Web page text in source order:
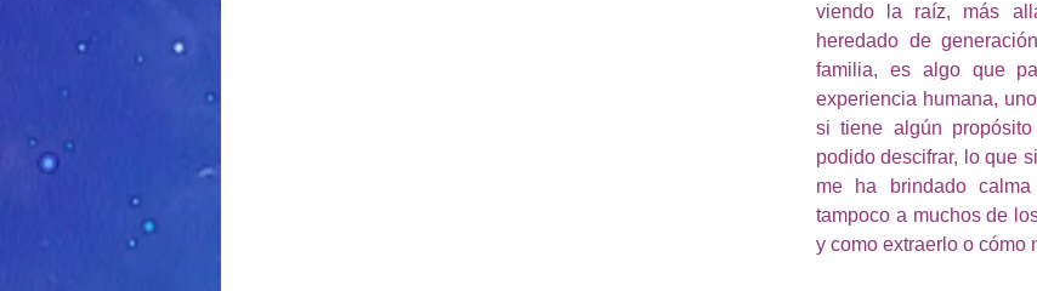
viendo la raíz, más
heredado de
familia, es algo que
experiencia humana,
si tiene algún
podido descifrar, lo que
me ha brindado
tampoco a muchos de
y como extraerlo o cómo